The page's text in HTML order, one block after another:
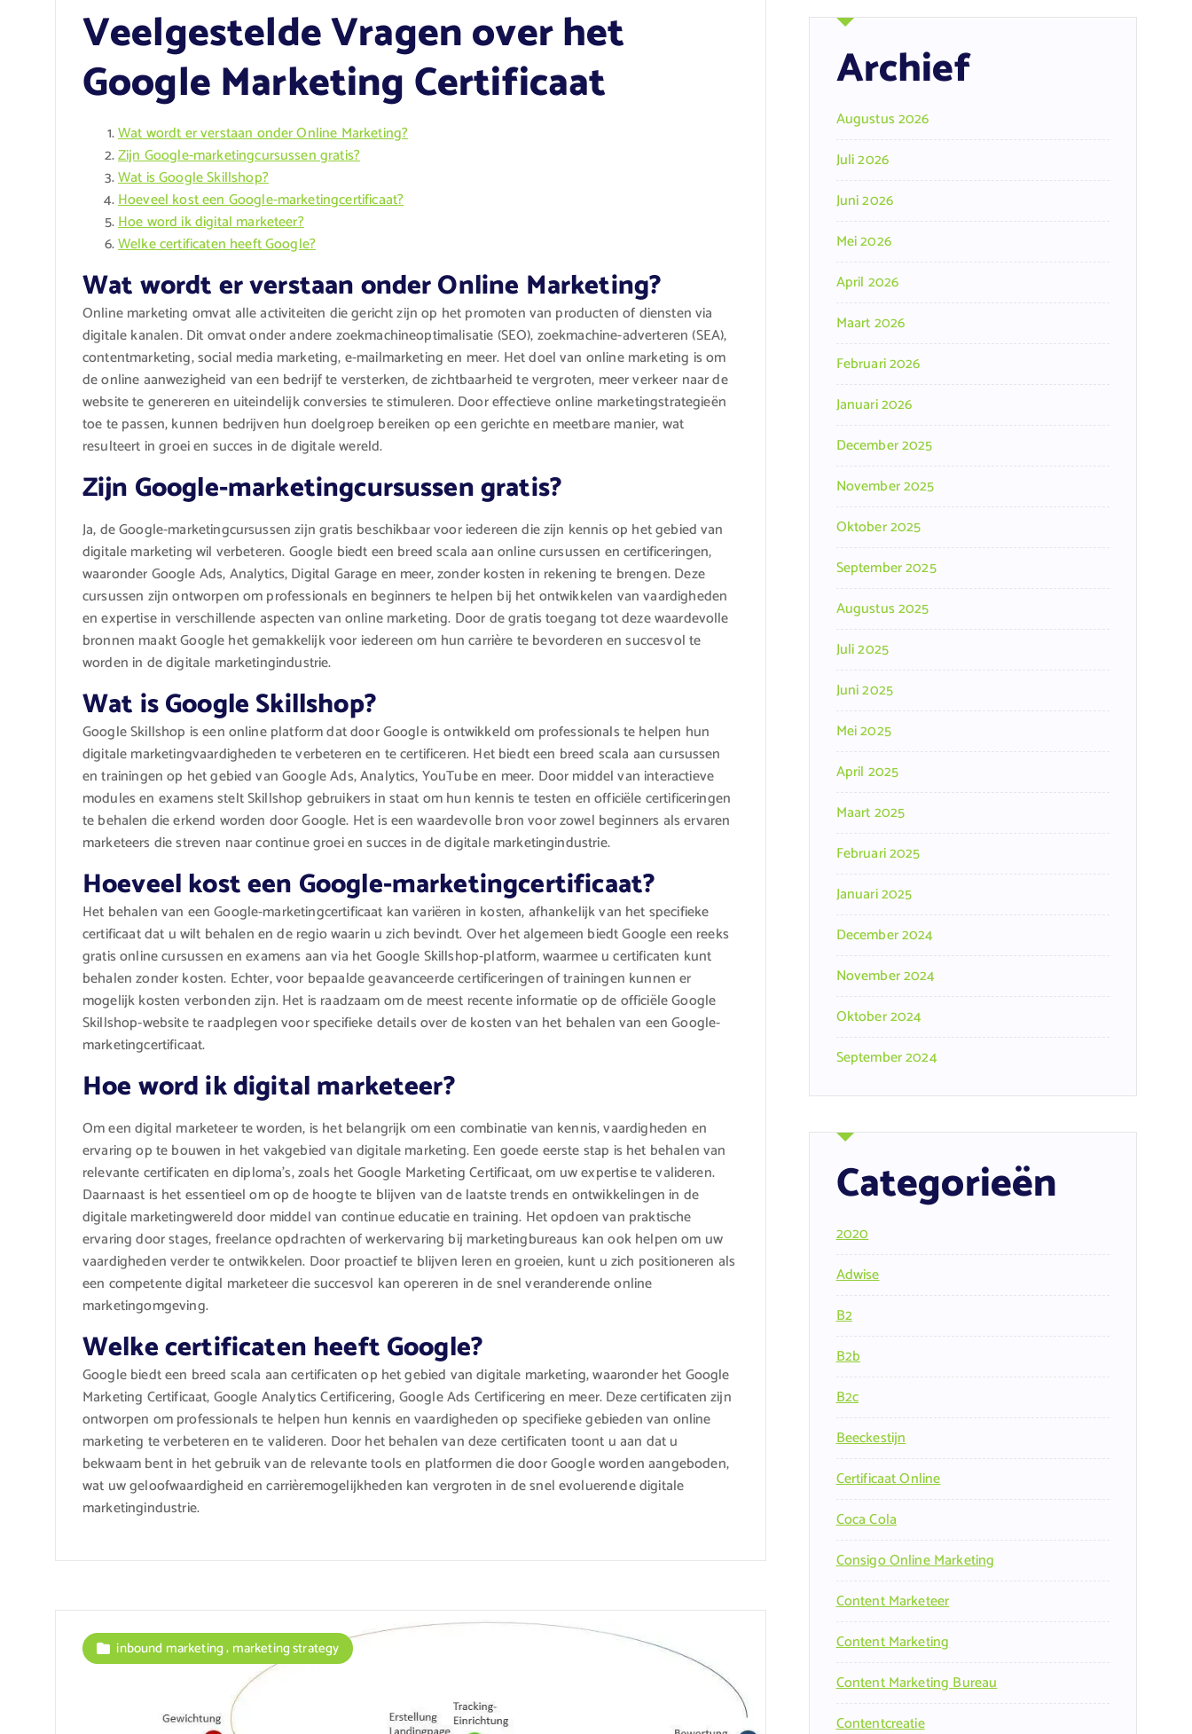
Veelgestelde Vragen over het
Google Marketing Certificaat
Wat wordt er verstaan onder Online Marketing?
Zijn Google-marketingcursussen gratis?
Wat is Google Skillshop?
Hoeveel kost een Google-marketingcertificaat?
Hoe word ik digital marketeer?
Welke certificaten heeft Google?
Wat wordt er verstaan onder Online Marketing?
Online marketing omvat alle activiteiten die gericht zijn op het promoten van producten of diensten via
digitale kanalen. Dit omvat onder andere zoekmachineoptimalisatie (SEO), zoekmachine-adverteren (SEA),
contentmarketing, social media marketing, e-mailmarketing en meer. Het doel van online marketing is om
de online aanwezigheid van een bedrijf te versterken, de zichtbaarheid te vergroten, meer verkeer naar de
website te genereren en uiteindelijk conversies te stimuleren. Door effectieve online marketingstrategieën
toe te passen, kunnen bedrijven hun doelgroep bereiken op een gerichte en meetbare manier, wat
resulteert in groei en succes in de digitale wereld.
Zijn Google-marketingcursussen gratis?
Ja, de Google-marketingcursussen zijn gratis beschikbaar voor iedereen die zijn kennis op het gebied van
digitale marketing wil verbeteren. Google biedt een breed scala aan online cursussen en certificeringen,
waaronder Google Ads, Analytics, Digital Garage en meer, zonder kosten in rekening te brengen. Deze
cursussen zijn ontworpen om professionals en beginners te helpen bij het ontwikkelen van vaardigheden
en expertise in verschillende aspecten van online marketing. Door de gratis toegang tot deze waardevolle
bronnen maakt Google het gemakkelijk voor iedereen om hun carrière te bevorderen en succesvol te
worden in de digitale marketingindustrie.
Wat is Google Skillshop?
Google Skillshop is een online platform dat door Google is ontwikkeld om professionals te helpen hun
digitale marketingvaardigheden te verbeteren en te certificeren. Het biedt een breed scala aan cursussen
en trainingen op het gebied van Google Ads, Analytics, YouTube en meer. Door middel van interactieve
modules en examens stelt Skillshop gebruikers in staat om hun kennis te testen en officiële certificeringen
te behalen die erkend worden door Google. Het is een waardevolle bron voor zowel beginners als ervaren
marketeers die streven naar continue groei en succes in de digitale marketingindustrie.
Hoeveel kost een Google-marketingcertificaat?
Het behalen van een Google-marketingcertificaat kan variëren in kosten, afhankelijk van het specifieke
certificaat dat u wilt behalen en de regio waarin u zich bevindt. Over het algemeen biedt Google een reeks
gratis online cursussen en examens aan via het Google Skillshop-platform, waarmee u certificaten kunt
behalen zonder kosten. Echter, voor bepaalde geavanceerde certificeringen of trainingen kunnen er
mogelijk kosten verbonden zijn. Het is raadzaam om de meest recente informatie op de officiële Google
Skillshop-website te raadplegen voor specifieke details over de kosten van het behalen van een Google-
marketingcertificaat.
Hoe word ik digital marketeer?
Om een digital marketeer te worden, is het belangrijk om een combinatie van kennis, vaardigheden en
ervaring op te bouwen in het vakgebied van digitale marketing. Een goede eerste stap is het behalen van
relevante certificaten en diploma’s, zoals het Google Marketing Certificaat, om uw expertise te valideren.
Daarnaast is het essentieel om op de hoogte te blijven van de laatste trends en ontwikkelingen in de
digitale marketingwereld door middel van continue educatie en training. Het opdoen van praktische
ervaring door stages, freelance opdrachten of werkervaring bij marketingbureaus kan ook helpen om uw
vaardigheden verder te ontwikkelen. Door proactief te blijven leren en groeien, kunt u zich positioneren als
een competente digital marketeer die succesvol kan opereren in de snel veranderende online
marketingomgeving.
Welke certificaten heeft Google?
Google biedt een breed scala aan certificaten op het gebied van digitale marketing, waaronder het Google
Marketing Certificaat, Google Analytics Certificering, Google Ads Certificering en meer. Deze certificaten zijn
ontworpen om professionals te helpen hun kennis en vaardigheden op specifieke gebieden van online
marketing te verbeteren en te valideren. Door het behalen van deze certificaten toont u aan dat u
bekwaam bent in het gebruik van de relevante tools en platformen die door Google worden aangeboden,
wat uw geloofwaardigheid en carrièremogelijkheden kan vergroten in de snel evoluerende digitale
marketingindustrie.
inbound marketing, marketing strategy
Archief
Augustus 2026
Juli 2026
Juni 2026
Mei 2026
April 2026
Maart 2026
Februari 2026
Januari 2026
December 2025
November 2025
Oktober 2025
September 2025
Augustus 2025
Juli 2025
Juni 2025
Mei 2025
April 2025
Maart 2025
Februari 2025
Januari 2025
December 2024
November 2024
Oktober 2024
September 2024
Categorieën
2020
Adwise
B2
B2b
B2c
Beeckestijn
Certificaat Online
Coca Cola
Consigo Online Marketing
Content Marketeer
Content Marketing
Content Marketing Bureau
Contentcreatie